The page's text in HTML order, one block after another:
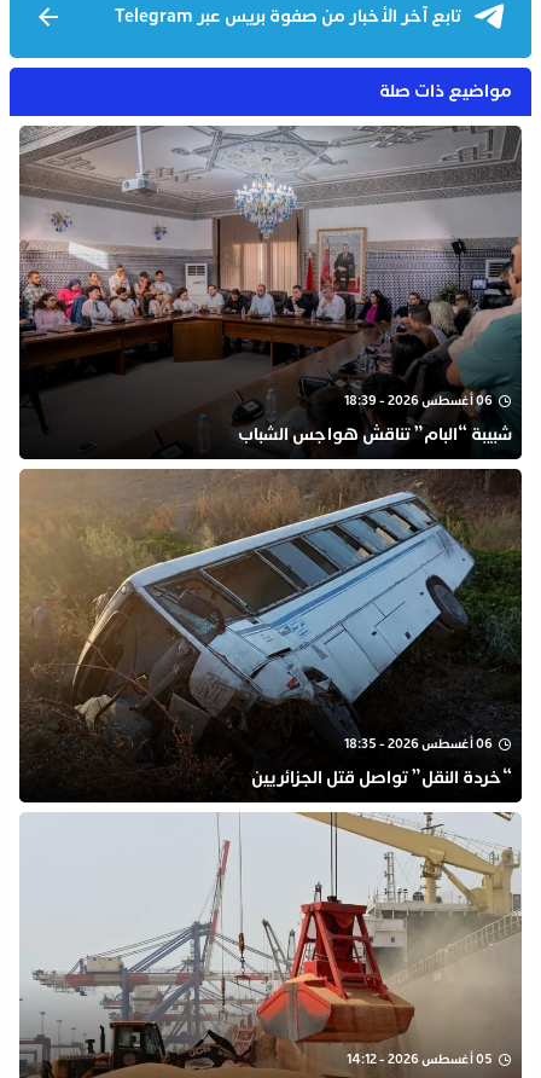
تابع آخر الأخبار من صفوة بريس عبر Telegram
مواضيع ذات صلة
06 أغسطس 2026 - 18:39
شبيبة “البام” تناقش هواجس الشباب
06 أغسطس 2026 - 18:35
“خردة النقل” تواصل قتل الجزائريين
05 أغسطس 2026 - 14:12